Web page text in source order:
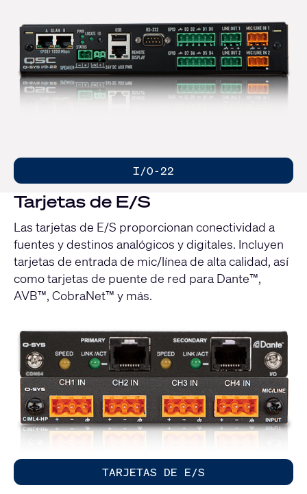
I/O-22
Tarjetas de E/S
Las tarjetas de E/S proporcionan conectividad a
fuentes y destinos analógicos y digitales. Incluyen
tarjetas de entrada de mic/línea de alta calidad, así
como tarjetas de puente de red para Dante™,
AVB™, CobraNet™ y más.
TARJETAS DE E/S